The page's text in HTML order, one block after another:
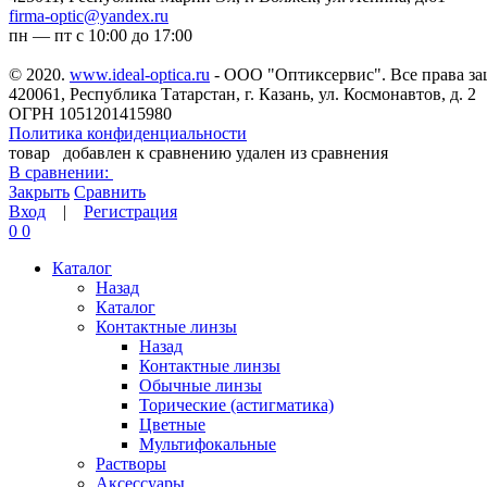
firma-optic@yandex.ru
пн — пт с 10:00 до 17:00
© 2020. www.ideal-optica.ru - ООО "Оптиксервис". Все права
420061, Республика Татарстан, г. Казань, ул. Космонавтов, д. 2
ОГРН 1051201415980
Политика конфиденциальности
товар
добавлен к сравнению удален из сравнения
В сравнении:
Закрыть Сравнить
Вход | Регистрация
0 0
Каталог
Назад
Каталог
Контактные линзы
Назад
Контактные линзы
Обычные линзы
Торические (астигматика)
Цветные
Мультифокальные
Растворы
Аксессуары